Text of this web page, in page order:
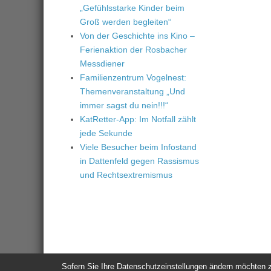
„Gefühlsstarke Kinder beim
Groß werden begleiten“
Von der Geschichte ins Kino –
Ferienaktion der Rosbacher
Messdiener
Familienzentrum Vogelnest:
Themenveranstaltung „Und
immer sagst du nein!!!“
KatRetter-App: Im Notfall zählt
jede Sekunde
Viele Besucher beim Infostand
in Dattenfeld gegen Rassismus
und Rechtsextremismus
Sofern Sie Ihre Datenschutzeinstellungen ändern